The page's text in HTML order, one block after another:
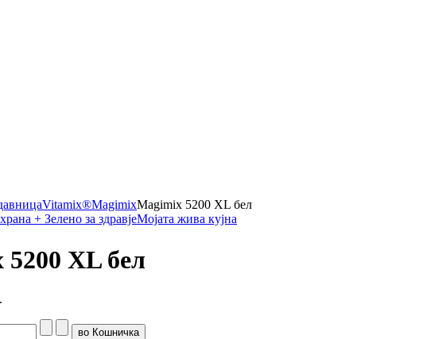
Vitamix®MagimixMagimix 5200 XL бел
+ Зелено за здравјеМојата жива кујна
XL бел